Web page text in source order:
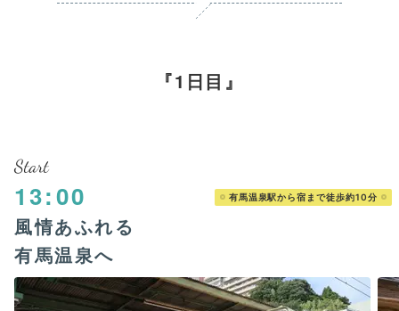
1日目
Start
13:00 有馬温泉駅から宿まで徒歩約10分
風情あふれる
有馬温泉へ